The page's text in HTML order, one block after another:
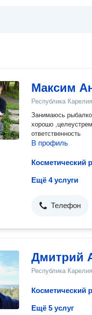
Максим
Республика Карелия
Занимаюсь рыбалкой, охотой, люблю делать ремонт и
хорошо
ответственность
В профиль
Косметический
Ещё 4 услуги
Телефон
Дмитрий
Республика Карелия
Косметический
Ещё 5 услуг